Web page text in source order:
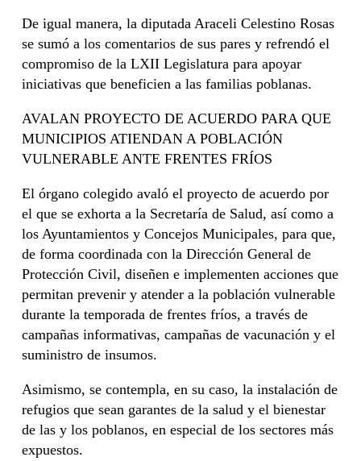
De igual manera, la diputada Araceli Celestino Rosas
se sumó a los comentarios de sus pares y refrendó el
compromiso de la LXII Legislatura para apoyar
iniciativas que beneficien a las familias poblanas.
AVALAN PROYECTO DE ACUERDO PARA QUE
MUNICIPIOS ATIENDAN A POBLACIÓN
VULNERABLE ANTE FRENTES FRÍOS
El órgano colegido avaló el proyecto de acuerdo por
el que se exhorta a la Secretaría de Salud, así como a
los Ayuntamientos y Concejos Municipales, para que,
de forma coordinada con la Dirección General de
Protección Civil, diseñen e implementen acciones que
permitan prevenir y atender a la población vulnerable
durante la temporada de frentes fríos, a través de
campañas informativas, campañas de vacunación y el
suministro de insumos.
Asimismo, se contempla, en su caso, la instalación de
refugios que sean garantes de la salud y el bienestar
de las y los poblanos, en especial de los sectores más
expuestos.